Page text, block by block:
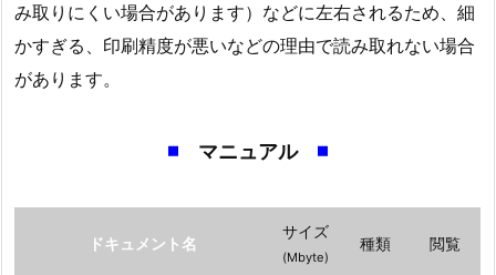
み取りにくい場合があります）などに左右されるため、細
かすぎる、印刷精度が悪いなどの理由で読み取れない場合
があります。
マニュアル
ドキュメント名
サイズ
(Mbyte)
種類 閲覧